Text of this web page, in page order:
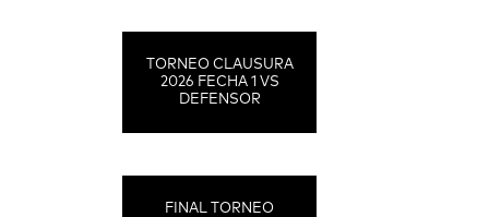
TORNEO CLAUSURA
2026 FECHA 1 VS
DEFENSOR
FINAL TORNEO